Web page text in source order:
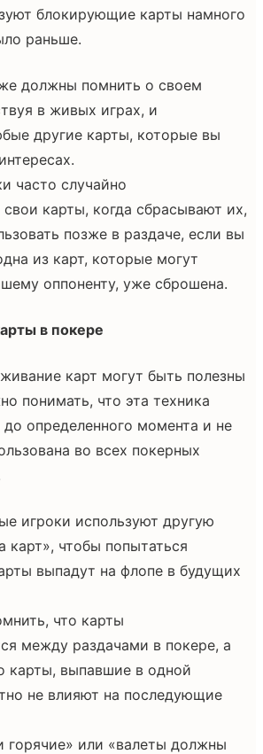
блокирующие карты намного
раньше.
должны помнить о своем
в живых играх, и
другие карты, которые вы
часто случайно
карты, когда сбрасывают их,
позже в раздаче, если вы
из карт, которые могут
оппоненту, уже сброшена.
в покере
карт могут быть полезны
понимать, что эта техника
определенного момента и не
во всех покерных
игроки используют другую
карт», чтобы попытаться
выпадут на флопе в будущих
что карты
между раздачами в покере, а
карты, выпавшие в одной
не влияют на последующие
горячие» или «валеты должны